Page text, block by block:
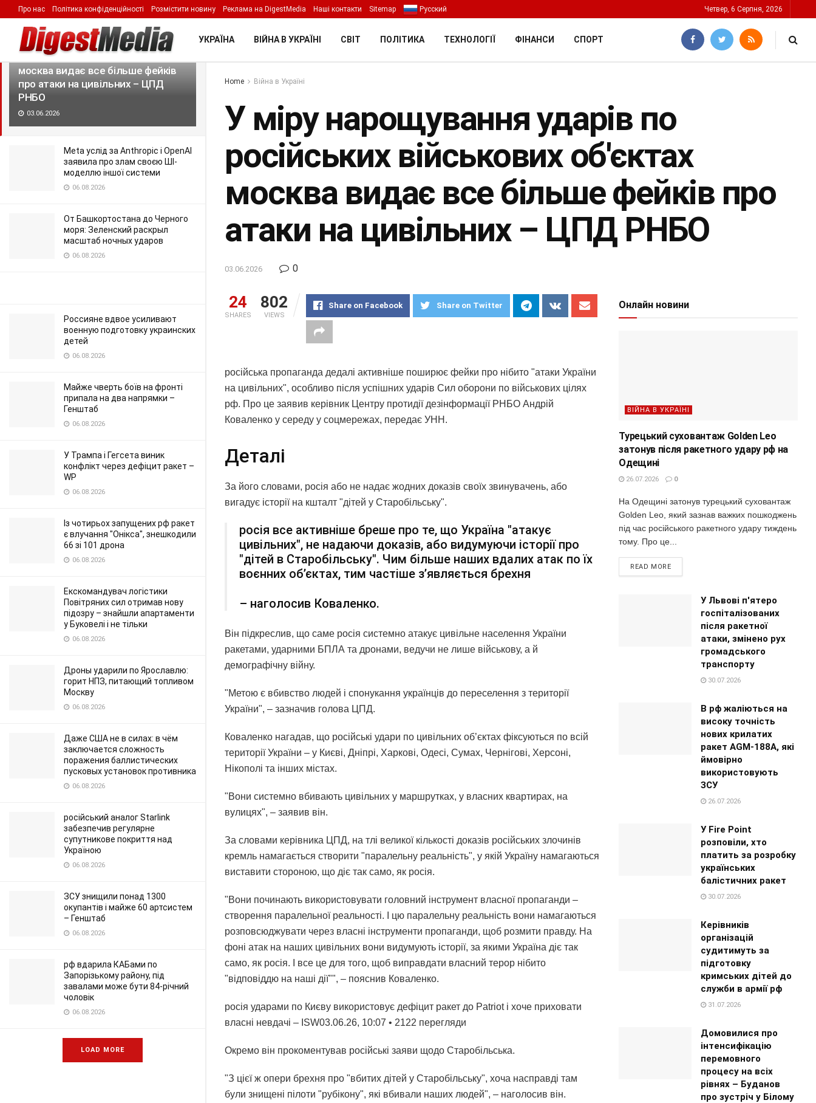
LATEST TRENDING Filter
У міру нарощування ударів по
російських військових об'єктах
москва видає все більше фейків
про атаки на цивільних – ЦПД
РНБО
03.06.2026
Meta услід за Anthropic і OpenAI
заявила про злам своєю ШІ-
моделлю іншої системи
06.08.2026
От Башкортостана до Черного
моря: Зеленский раскрыл
масштаб ночных ударов
06.08.2026
Россияне вдвое усиливают
военную подготовку украинских
детей
06.08.2026
Майже чверть боїв на фронті
припала на два напрямки –
Генштаб
06.08.2026
У Трампа і Гегсета виник
конфлікт через дефіцит ракет –
WP
06.08.2026
Із чотирьох запущених рф ракет
є влучання "Онікса", знешкодили
66 зі 101 дрона
06.08.2026
Екскомандувач логістики
Повітряних сил отримав нову
підозру – знайшли апартаменти
у Буковелі і не тільки
06.08.2026
Дроны ударили по Ярославлю:
горит НПЗ, питающий топливом
Москву
06.08.2026
Даже США не в силах: в чём
заключается сложность
поражения баллистических
пусковых установок противника
06.08.2026
російський аналог Starlink
забезпечив регулярне
супутникове покриття над
Україною
06.08.2026
ЗСУ знищили понад 1300
окупантів і майже 60 артсистем
– Генштаб
06.08.2026
рф вдарила КАБами по
Запорізькому району, під
завалами може бути 84-річний
чоловік
06.08.2026
LOAD MORE
Про нас Політика конфіденційності Розмістити новину Реклама на DigestMedia Наші контакти Sitemap Русский Четвер, 6 Серпня, 2026
УКРАЇНА ВІЙНА В УКРАЇНІ СВІТ ПОЛІТИКА ТЕХНОЛОГІЇ ФІНАНСИ СПОРТ
Home Війна в Україні
У міру нарощування ударів по
російських військових об'єктах
москва видає все більше фейків про
атаки на цивільних – ЦПД РНБО
03.06.2026 0
24
SHARES
802
VIEWS
Share on Facebook Share on Twitter
російська пропаганда дедалі активніше поширює фейки про нібито "атаки України
на цивільних", особливо після успішних ударів Сил оборони по військових цілях
рф. Про це заявив керівник Центру протидії дезінформації РНБО Андрій
Коваленко у середу у соцмережах, передає УНН.
Деталі
За його словами, росія або не надає жодних доказів своїх звинувачень, або
вигадує історії на кшталт "дітей у Старобільську".
росія все активніше бреше про те, що Україна "атакує
цивільних", не надаючи доказів, або видумуючи історії про
"дітей в Старобільську". Чим більше наших вдалих атак по їх
воєнних обʼєктах, тим частіше зʼявляється брехня
– наголосив Коваленко.
Він підкреслив, що саме росія системно атакує цивільне населення України
ракетами, ударними БПЛА та дронами, ведучи не лише військову, а й
демографічну війну.
"Метою є вбивство людей і спонукання українців до переселення з території
України", – зазначив голова ЦПД.
Коваленко нагадав, що російські удари по цивільних об’єктах фіксуються по всій
території України – у Києві, Дніпрі, Харкові, Одесі, Сумах, Чернігові, Херсоні,
Нікополі та інших містах.
"Вони системно вбивають цивільних у маршрутках, у власних квартирах, на
вулицях", – заявив він.
За словами керівника ЦПД, на тлі великої кількості доказів російських злочинів
кремль намагається створити "паралельну реальність", у якій Україну намагаються
виставити стороною, що діє так само, як росія.
"Вони починають використовувати головний інструмент власної пропаганди –
створення паралельної реальності. І цю паралельну реальність вони намагаються
розповсюджувати через власні інструменти пропаганди, щоб розмити правду. На
фоні атак на наших цивільних вони видумують історії, за якими Україна діє так
само, як росія. І все це для того, щоб виправдати власний терор нібито
"відповіддю на наші дії"", – пояснив Коваленко.
росія ударами по Києву використовує дефіцит ракет до Patriot і хоче приховати
власні невдачі – ISW03.06.26, 10:07 • 2122 перегляди
Окремо він прокоментував російські заяви щодо Старобільська.
"З цієї ж опери брехня про "вбитих дітей у Старобільську", хоча насправді там
були знищені пілоти "рубікону", які вбивали наших людей", – наголосив він.
Онлайн новини
ВІЙНА В УКРАЇНІ
Турецький суховантаж Golden Leo
затонув після ракетного удару рф на
Одещині
26.07.2026 0
На Одещині затонув турецький суховантаж
Golden Leo, який зазнав важких пошкоджень
під час російського ракетного удару тиждень
тому. Про це...
READ MORE
У Львові п'ятеро
госпіталізованих
після ракетної
атаки, змінено рух
громадського
транспорту
30.07.2026
В рф жаліються на
високу точність
нових крилатих
ракет AGM-188A, які
ймовірно
використовують
ЗСУ
26.07.2026
У Fire Point
розповіли, хто
платить за розробку
українських
балістичних ракет
30.07.2026
Керівників
організацій
судитимуть за
підготовку
кримських дітей до
служби в армії рф
31.07.2026
Домовилися про
інтенсифікацію
перемовного
процесу на всіх
рівнях – Буданов
про зустріч у Білому